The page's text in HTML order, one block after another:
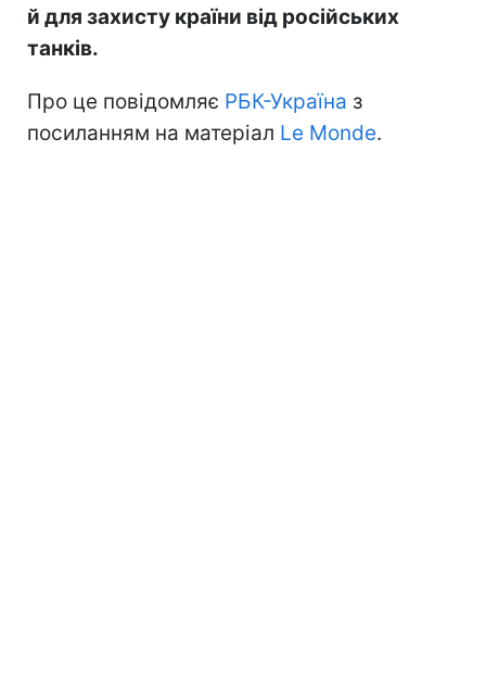
й для захисту країни від російських
танків.
Про це повідомляє РБК-Україна з
посиланням на матеріал Le Monde.